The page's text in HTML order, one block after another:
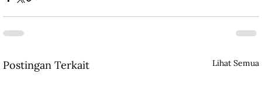
Postingan Terkait Lihat Semua